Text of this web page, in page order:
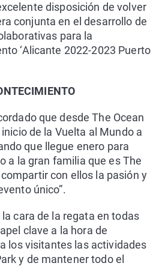
disposición de volver
conjunta en el desarrollo de
para la
‘Alicante 2022-2023 Puerto
que desde The Ocean
de la Vuelta al Mundo a
que llegue enero para
a la gran familia que es The
con ellos la pasión y
único”.
cara de la regata en todas
clave a la hora de
los visitantes las actividades
y de mantener todo el